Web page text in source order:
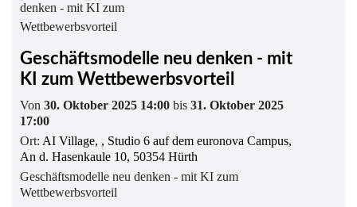
Geschäftsmodelle neu denken - mit
KI zum Wettbewerbsvorteil
Von 30. Oktober 2025 14:00 bis 31. Oktober 2025
17:00
Ort: AI Village, , Studio 6 auf dem euronova Campus,
An d. Hasenkaule 10, 50354 Hürth
Geschäftsmodelle neu denken - mit KI zum
Wettbewerbsvorteil